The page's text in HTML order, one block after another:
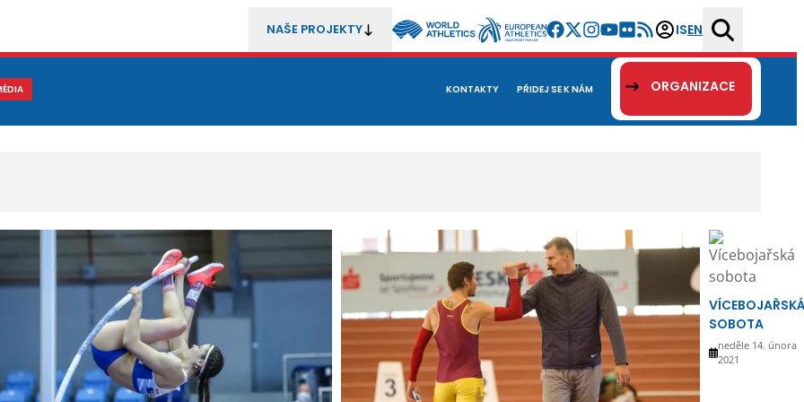
NAŠE PROJEKTY ISEN
KONTAKTY PŘIDEJ SE K NÁM ORGANIZACE
SOBOTA
neděle 14. února
2021